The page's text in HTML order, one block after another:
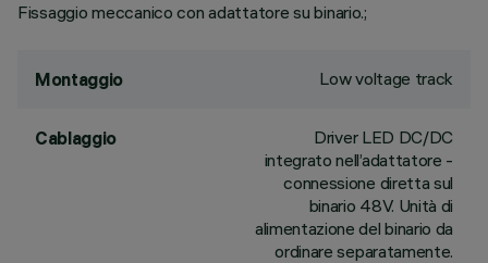
Fissaggio meccanico con adattatore su binario.;
Montaggio Low voltage track
Cablaggio
Driver LED DC/DC
integrato nell’adattatore -
connessione diretta sul
binario 48V. Unità di
alimentazione del binario da
ordinare separatamente.